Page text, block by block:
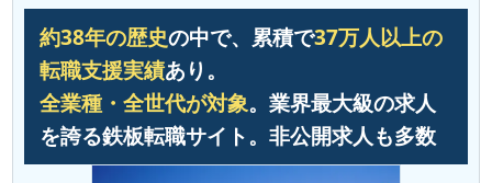
約38年の歴史の中で、累積で37万人以上の
転職支援実績あり。
全業種・全世代が対象。業界最大級の求人
を誇る鉄板転職サイト。非公開求人も多数